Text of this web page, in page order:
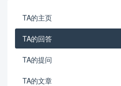
TA的主页
TA的回答
TA的提问
TA的文章